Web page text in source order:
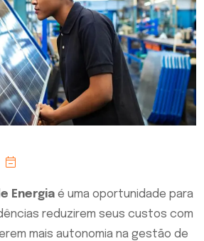
Energia é uma oportunidade para
reduzirem seus custos com
mais autonomia na gestão de